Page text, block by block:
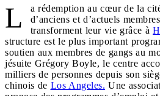
L
a rédemption au cœur de la
d’anciens et d’actuels
transforment leur vie grâce à
structure est le plus important
soutien aux membres de gangs au
jésuite Grégory Boyle, le centre
milliers de personnes depuis son
chinois de Los Angeles. Une